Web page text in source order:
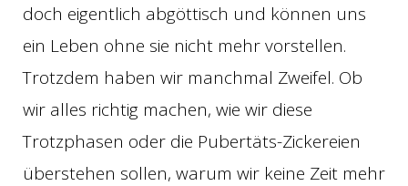
doch eigentlich abgöttisch und können uns
ein Leben ohne sie nicht mehr vorstellen.
Trotzdem haben wir manchmal Zweifel. Ob
wir alles richtig machen, wie wir diese
Trotzphasen oder die Pubertäts-Zickereien
überstehen sollen, warum wir keine Zeit mehr